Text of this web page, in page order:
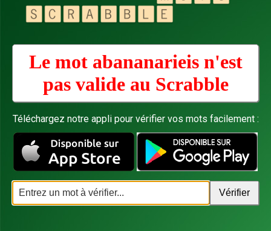
Le mot abananarieis n'est
pas valide au Scrabble
Téléchargez notre appli pour vérifier vos mots facilement :